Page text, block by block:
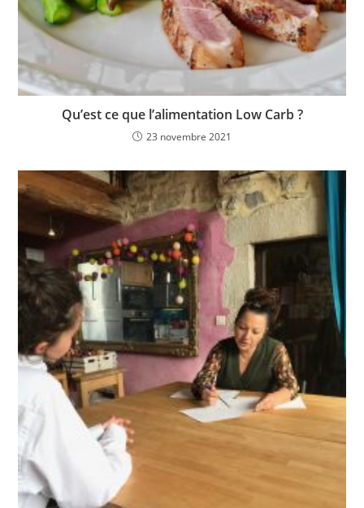
Qu’est ce que l’alimentation Low Carb ?
23 novembre 2021